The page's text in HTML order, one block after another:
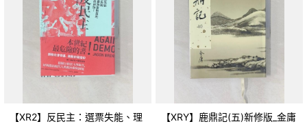
【XR2】反民主：選票失能、理
【XRY】鹿鼎記(五)新修版_金庸